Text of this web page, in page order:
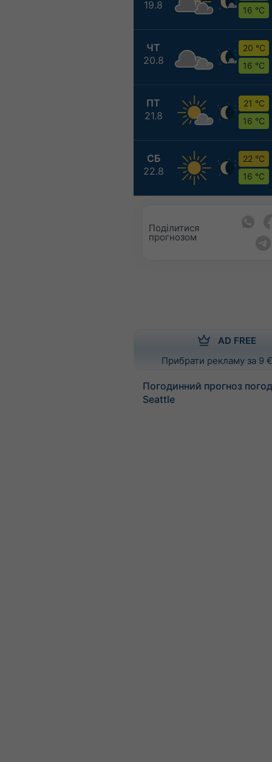
19.8
16 °C
ЧТ
20.8
20 °C
16 °C
ПТ
21.8
21 °C
16 °C
СБ
22.8
22 °C
16 °C
Поділитися
прогнозом
AD FREE
Прибрати рекламу за 9
Погодинний прогноз
Seattle